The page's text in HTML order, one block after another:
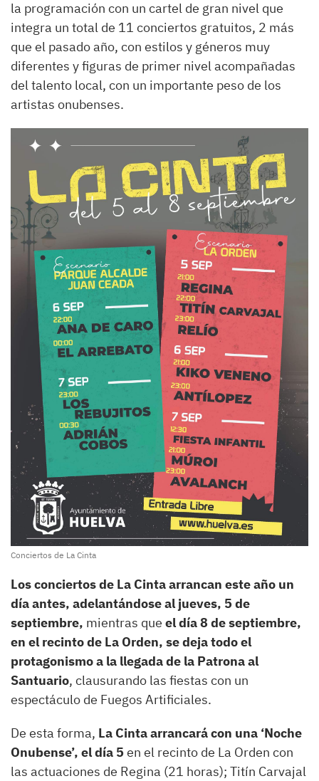
la programación con un cartel de gran nivel que
integra un total de 11 conciertos gratuitos, 2 más
que el pasado año, con estilos y géneros muy
diferentes y figuras de primer nivel acompañadas
del talento local, con un importante peso de los
artistas onubenses.
Conciertos de La Cinta
Los conciertos de La Cinta arrancan este año un
día antes, adelantándose al jueves, 5 de
septiembre, mientras que el día 8 de septiembre,
en el recinto de La Orden, se deja todo el
protagonismo a la llegada de la Patrona al
Santuario, clausurando las fiestas con un
espectáculo de Fuegos Artificiales.
De esta forma, La Cinta arrancará con una ‘Noche
Onubense’, el día 5en el recinto de La Orden con
las actuaciones de Regina (21 horas); Titín Carvajal